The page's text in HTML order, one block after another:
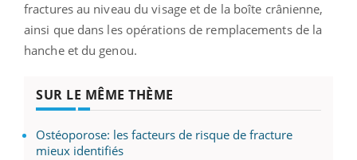
fractures au niveau du visage et de la boîte crânienne,
ainsi que dans les opérations de remplacements de la
hanche et du genou.
SUR LE MÊME THÈME
Ostéoporose: les facteurs de risque de fracture
mieux identifiés